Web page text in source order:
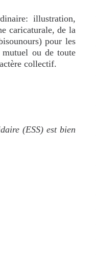
illustration,
caricaturale, de la
pour les
ou de toute
collectif.
(ESS) est bien